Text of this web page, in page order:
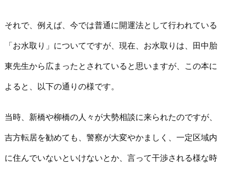
それで、例えば、今では普通に開運法として行われている
「お水取り」についてですが、現在、お水取りは、田中胎
東先生から広まったとされていると思いますが、この本に
よると、以下の通りの様です。
当時、新橋や柳橋の人々が大勢相談に来られたのですが、
吉方転居を勧めても、警察が大変やかましく、一定区域内
に住んでいないといけないとか、言って干渉される様な時